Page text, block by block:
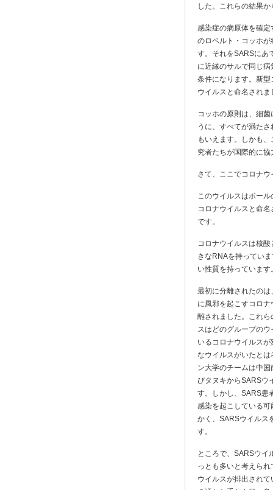
した。これらの結果
感染症の病原体を確
のロベルト・コッホ
す。それをSARSにあ
に近縁のサルで同じ
条件になります。新
ウイルスと命名されま
コッホの原則は、細
うに、すべてが満た
もいえます。しかも
究者たちが国際的に
さて、ここでコロナ
このウイルスはボー
コロナウイルスと命
です。
コロナウイルスは核
きなRNAを持ってい
い性質を持っています
最初に分離されたの
に風邪を起こすコロ
離されました。これ
スはどのグループの
いるコロナウイルス
なウイルスがいたと
ン大学のチームは中
びタヌキからSARSウ
す。しかし、SARS患
感染を起こしている
かく、SARSウイルス
す。
ところで、SARSウイ
っとも多いと考えら
ウイルスが排出され